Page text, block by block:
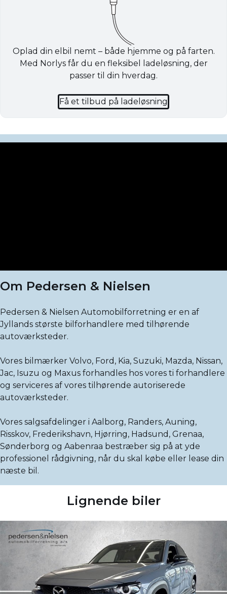
Oplad din elbil nemt – både hjemme og på farten.
Med Norlys får du en fleksibel ladeløsning, der
passer til din hverdag.
Få et tilbud på ladeløsning
Om Pedersen & Nielsen
Pedersen & Nielsen Automobilforretning er en af
Jyllands største bilforhandlere med tilhørende
autoværksteder.
Vores bilmærker Volvo, Ford, Kia, Suzuki, Mazda, Nissan,
Jac, Isuzu og Maxus forhandles hos vores ti forhandlere
og serviceres af vores tilhørende autoriserede
autoværksteder.
Vores salgsafdelinger i Aalborg, Randers, Auning,
Risskov, Frederikshavn, Hjørring, Hadsund, Grenaa,
Sønderborg og Aabenraa bestræber sig på at yde
professionel rådgivning, når du skal købe eller lease din
næste bil.
Lignende biler